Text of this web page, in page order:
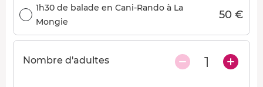
1h30 de balade en Cani-Rando à La
Mongie
50 €
Nombre d'adultes 1